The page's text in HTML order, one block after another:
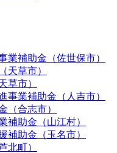
業補助金（佐世保市）
天草市）
草市）
事業補助金（人吉市）
（合志市）
補助金（山江村）
補助金（玉名市）
北町）